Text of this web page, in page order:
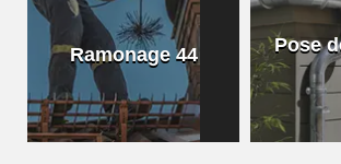
Ramonage 44
Pose